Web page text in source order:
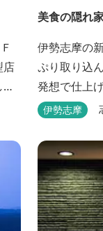
店
レ
美食の隠れ
伊勢志摩の
ぷり取り込
発想で仕上
いただけま
ジュがご案
伊勢志摩